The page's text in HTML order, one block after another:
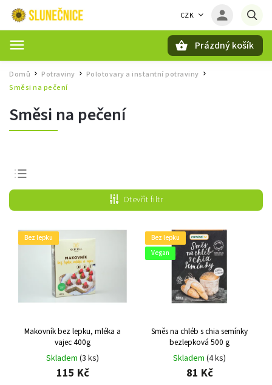
CZK
Prázdný košík
Domů / Potraviny Polotovary a instantní potraviny
Směsi na pečení
Směsi na pečení
Nejprodávanější
Nejlevnější
Nejdražší
Abecedně
Otevřít filtr
Bez lepku
Makovník bez lepku, mléka a
vajec 400g
Skladem (3 ks)
115 Kč
Bez lepku
Vegan
Směs na chléb s chia semínky
bezlepková 500 g
Skladem (4 ks)
81 Kč